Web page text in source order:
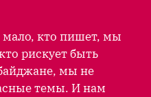
кто пишет, мы
рискует быть
мы не
темы. И нам